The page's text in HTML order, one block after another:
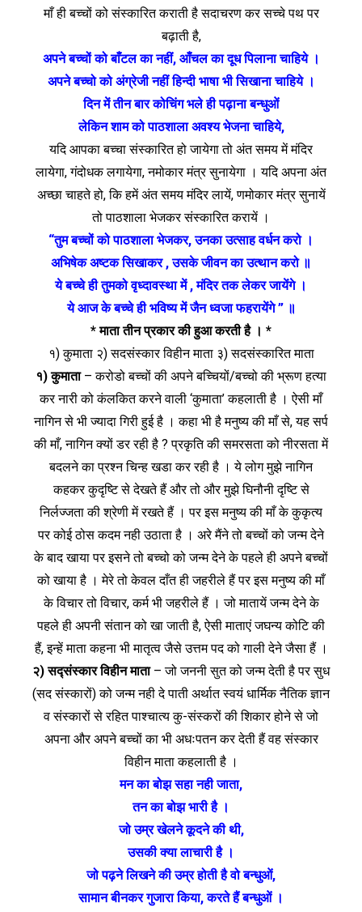
माँ ही बच्चों को संस्कारित कराती है सदाचरण कर सच्चे पथ पर
बढ़ाती है,
अपने बच्चों को बाँटल का नहीं, आँचल का दूध पिलाना चाहिये ।
अपने बच्चो को अंग्रेजी नहीं हिन्दी भाषा भी सिखाना चाहिये ।
दिन में तीन बार कोचिंग भले ही पढ़ाना बन्‍धुओं
लेकिन शाम को पाठशाला अवश्य भेजना चाहिये,
यदि आपका बच्चा संस्कारित हो जायेगा तो अंत समय में मंदिर
लायेगा, गंदोधक लगायेगा, नमोकार मंत्र सुनायेगा । यदि अपना अंत
अच्छा चाहते हो, कि हमें अंत समय मंदिर लायें, णमोकार मंत्र सुनायें
तो पाठशाला भेजकर संस्कारित करायें ।
“तुम बच्चों को पाठशाला भेजकर, उनका उत्साह वर्धन करो ।
अभिषेक अष्टक सिखाकर , उसके जीवन का उत्थान करो ॥
ये बच्चे ही तुमको वृध्दावस्था में , मंदिर तक लेकर जायेंगे ।
ये आज के बच्चे ही भविष्य में जैन ध्वजा फहरायेंगे ” ॥
* माता तीन प्रकार की हुआ करती है । *
१) कुमाता २) सदसंस्कार विहीन माता ३) सदसंस्कारित माता
१) कुमाता– करोडो बच्चों की अपने बच्चियों/बच्चो की भ्रूण हत्या
कर नारी को कंलकित करने वाली ‘कुमाता’ कहलाती है । ऐसी माँ
नागिन से भी ज्यादा गिरी हुई है । कहा भी है मनुष्य की माँ से, यह सर्प
की माँ, नागिन क्यों डर रही है ? प्रकृति की समरसता को नीरसता में
बदलने का प्रश्‍न चिन्ह खडा कर रही है । ये लोग मुझे नागिन
कहकर कुदृष्टि से देखते हैं और तो और मुझे घिनौनी दृष्टि से
निर्लज्जता की श्रेणी में रखते हैं । पर इस मनुष्य की माँ के कुकृत्य
पर कोई ठोस कदम नही उठाता है । अरे मैंने तो बच्चों को जन्म देने
के बाद खाया पर इसने तो बच्चो को जन्म देने के पहले ही अपने बच्चों
को खाया है । मेरे तो केवल दाँत ही जहरीले हैं पर इस मनुष्य की माँ
के विचार तो विचार, कर्म भी जहरीले हैं । जो मातायें जन्म देने के
पहले ही अपनी संतान को खा जाती है, ऐसी माताएं जघन्य कोटि की
हैं, इन्हें माता कहना भी मातृत्व जैसे उत्तम पद को गाली देने जैसा हैं ।
२) सद्‍संस्कार विहीन माता– जो जननी सुत को जन्म देती है पर सुध
(सद संस्कारों) को जन्म नही दे पाती अर्थात स्वयं धार्मिक नैतिक ‍‍‍ज्ञान
व संस्कारों से रहित पाश्‍चात्य कु-संस्करों की शिकार होने से जो
अपना और अपने बच्चों का भी अधःपतन कर देती हैं वह संस्कार
विहीन माता कहलाती है ।
मन का बोझ सहा नही जाता,
तन का बोझ भारी है ।
जो उम्र खेलने कूदने की थी,
उसकी क्या लाचारी है ।
जो पढ़ने लिखने की उम्र होती है वो बन्धुओं,
सामान बीनकर गुजारा किया, करते हैं बन्धुओं ।